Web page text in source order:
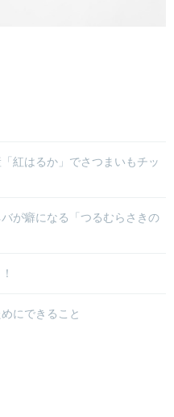
紅はるか」でさつまいもチッ
が癖になる「つるむらさきの
にできること